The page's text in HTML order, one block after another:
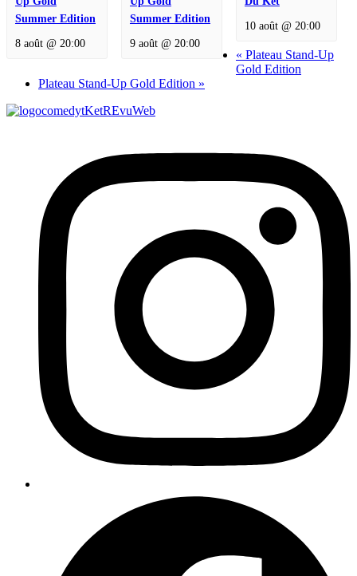
Summer Edition
8 août @ 20:00
Summer Edition
9 août @ 20:00
10 août @ 20:00
« Plateau Stand-Up
Gold Edition
Plateau Stand-Up Gold Edition »